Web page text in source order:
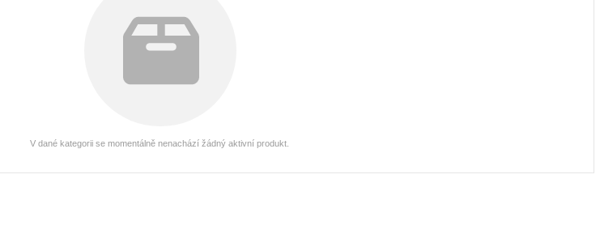
V dané kategorii se momentálně nenachází žádný aktivní produkt.